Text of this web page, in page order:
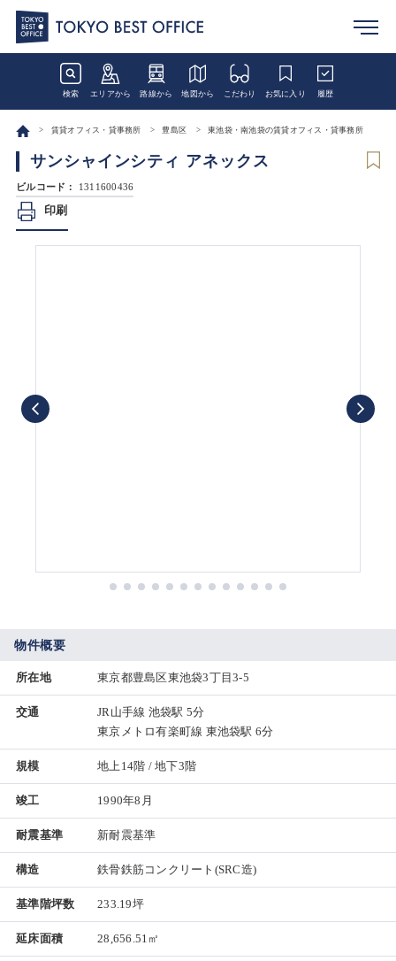
検索 エリアから 路線から 地図から こだわり お気に入り 履歴
賃貸オフィス・貸事務所 豊島区 東池袋・南池袋の賃貸オフィス・貸事務所
サンシャインシティ アネックス
ビルコード： 1311600436
印刷
物件概要
所在地 東京都豊島区東池袋3丁目3-5
交通
JR山手線 池袋駅 5分
東京メトロ有楽町線 東池袋駅 6分
規模 地上14階 / 地下3階
竣工 1990年8月
耐震基準 新耐震基準
構造 鉄骨鉄筋コンクリート(SRC造)
基準階坪数 233.19坪
延床面積 28,656.51㎡